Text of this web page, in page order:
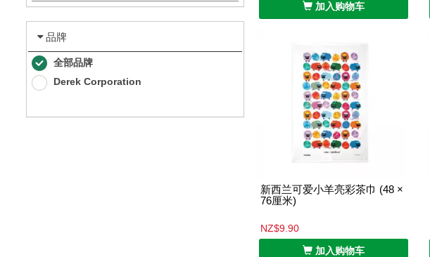
品牌
全部品牌
Derek Corporation
加入购物车
新西兰可爱小羊亮彩茶巾 (48 ×
76厘米)
NZ$9.90
加入购物车